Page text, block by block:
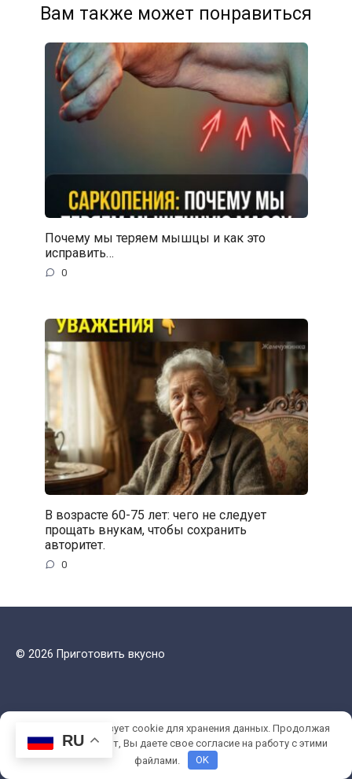
Вам также может понравиться
Почему мы теряем мышцы и как это
исправить…
0
В возрасте 60-75 лет: чего не следует
прощать внукам, чтобы сохранить
авторитет.
0
© 2026 Приготовить вкусно
RU
Этот сайт использует cookie для хранения данных. Продолжая
использовать сайт, Вы даете свое согласие на работу с этими
файлами.
OK